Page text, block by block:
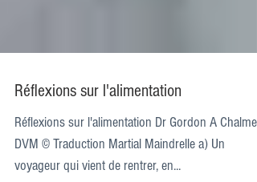
Réflexions sur l'alimentation
Réflexions sur l'alimentation Dr Gordon A
DVM © Traduction Martial Maindrelle a) Un